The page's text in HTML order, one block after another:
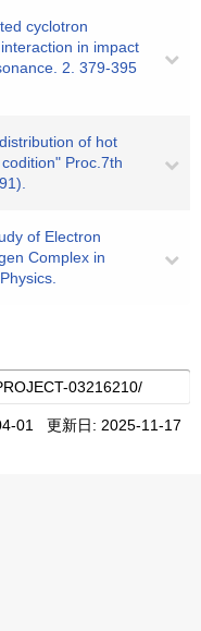
cyclotron
in impact
2. 379-395
of hot
Proc.7th
of Electron
Complex in
01 更新日: 2025-11-17